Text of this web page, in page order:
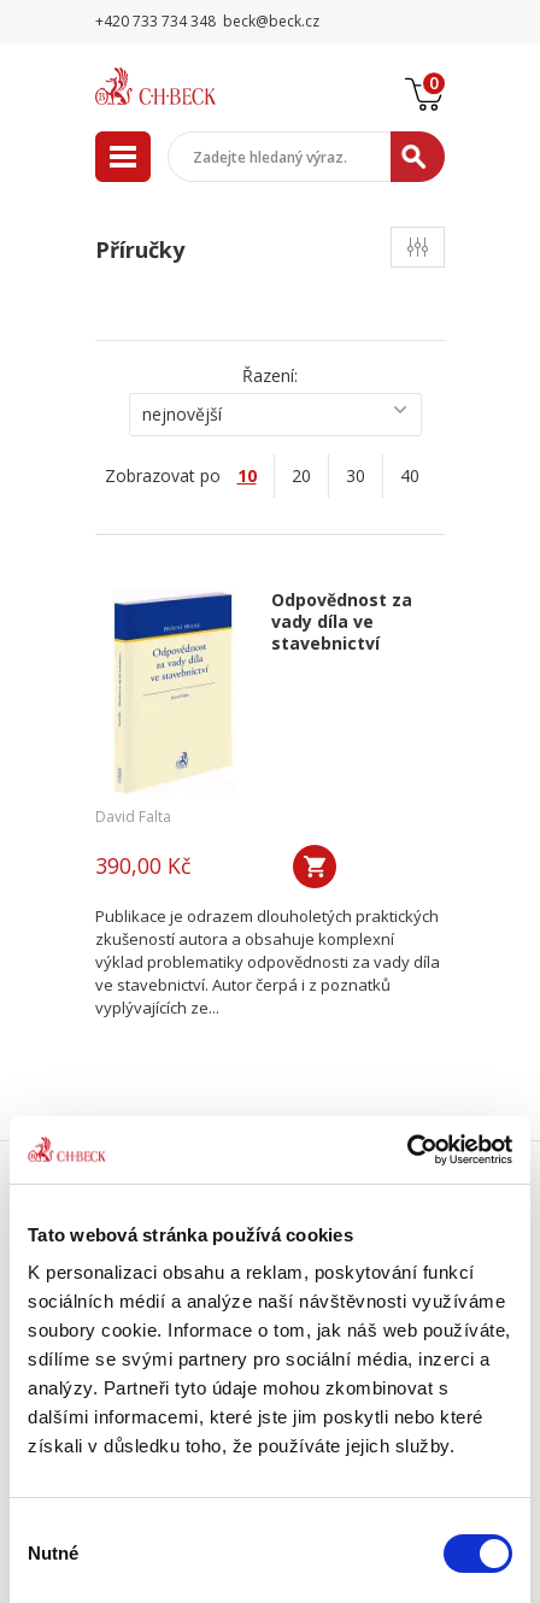
Tato webová stránka používá cookies
K personalizaci obsahu a reklam, poskytování funkcí
sociálních médií a analýze naší návštěvnosti využíváme
soubory cookie. Informace o tom, jak náš web používáte,
sdílíme se svými partnery pro sociální média, inzerci a
analýzy. Partneři tyto údaje mohou zkombinovat s
dalšími informacemi, které jste jim poskytli nebo které
získali v důsledku toho, že používáte jejich služby.
souhlasu
Nutné
+420 733 734 348 beck@beck.cz
0
Příručky
Řazení:
nejnovější
Zobrazovat po 10 20 30 40
Odpovědnost za
vady díla ve
stavebnictví
David Falta
390,00 Kč
Publikace je odrazem dlouholetých praktických
zkušeností autora a obsahuje komplexní
výklad problematiky odpovědnosti za vady díla
ve stavebnictví. Autor čerpá i z poznatků
vyplývajících ze...
Získejte dopravu zdarma
Tradiční nakladatelství
Působíme na trhu přes 30 let.
Semináře a Konference
Vzdělávejte se kvalitně.
Vzdělávejte se s Akademií C. H. Beck.